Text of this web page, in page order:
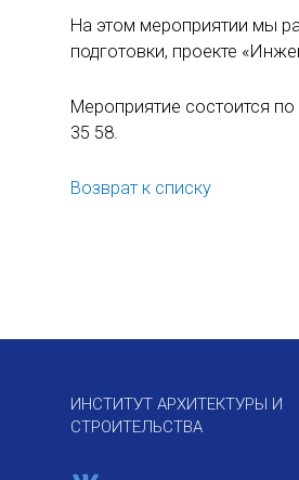
На этом мероприятии мы
подготовки, проекте
Мероприятие состоится
35 58.
Возврат к списку
ИНСТИТУТ АРХИТЕКТУРЫ И
СТРОИТЕЛЬСТВА